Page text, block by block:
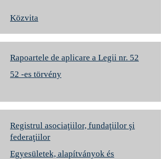
Közvita
Rapoartele de aplicare a Legii nr. 52
52 -es törvény
Registrul asociaţiilor, fundaţiilor şi
federaţiilor
Egyesületek, alapítványok és